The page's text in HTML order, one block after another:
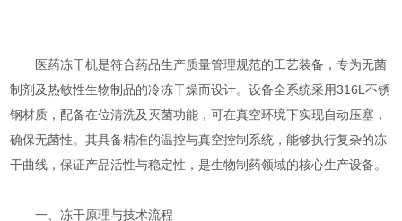
医药冻干机是符合药品生产质量管理规范的工艺装备，专为无菌
制剂及热敏性生物制品的冷冻干燥而设计。设备全系统采用316L不锈
钢材质，配备在位清洗及灭菌功能，可在真空环境下实现自动压塞，
确保无菌性。其具备精准的温控与真空控制系统，能够执行复杂的冻
干曲线，保证产品活性与稳定性，是生物制药领域的核心生产设备。
一、冻干原理与技术流程​​